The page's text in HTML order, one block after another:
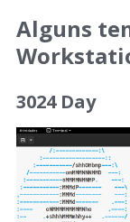
Alguns
3024 Day